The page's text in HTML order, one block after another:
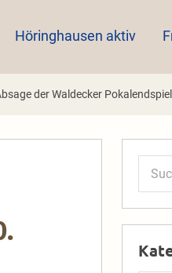
Höringhausen aktiv
der Waldecker